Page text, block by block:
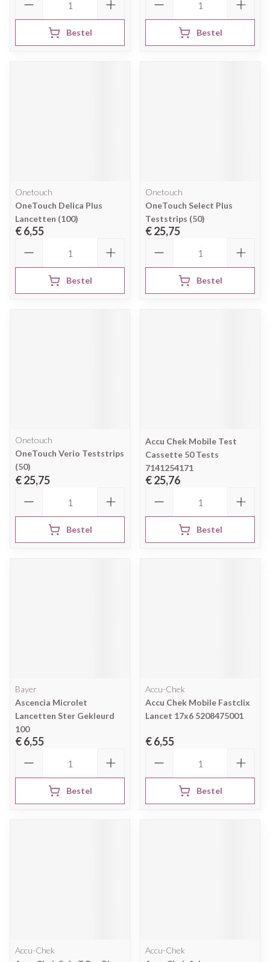
Bestel Bestel
Onetouch
OneTouch Delica Plus
Lancetten (100)
€ 6,55
Bestel
Onetouch
OneTouch Select Plus
Teststrips (50)
€ 25,75
Bestel
Onetouch
OneTouch Verio Teststrips
(50)
€ 25,75
Bestel
Accu Chek Mobile Test
Cassette 50 Tests
7141254171
€ 25,76
Bestel
Bayer
Ascencia Microlet
Lancetten Ster Gekleurd
100
€ 6,55
Bestel
Accu-Chek
Accu Chek Mobile Fastclix
Lancet 17x6 5208475001
€ 6,55
Bestel
Accu-Chek
Accu-Chek